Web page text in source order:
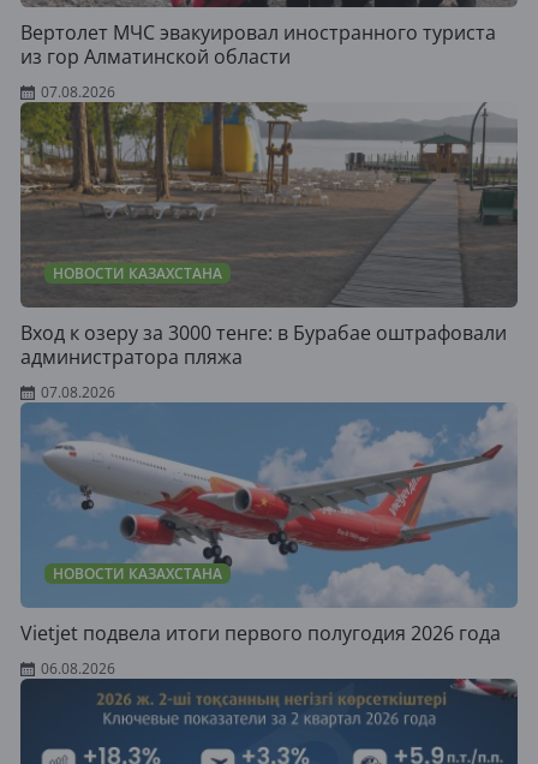
Вертолет МЧС эвакуировал иностранного туриста
из гор Алматинской области
07.08.2026
НОВОСТИ КАЗАХСТАНА
Вход к озеру за 3000 тенге: в Бурабае оштрафовали
администратора пляжа
07.08.2026
НОВОСТИ КАЗАХСТАНА
Vietjet подвела итоги первого полугодия 2026 года
06.08.2026